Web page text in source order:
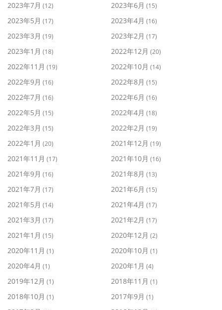
2023年7月 (12) 2023年6月 (15)
2023年5月 (17) 2023年4月 (16)
2023年3月 (19) 2023年2月 (17)
2023年1月 (18) 2022年12月 (20)
2022年11月 (19) 2022年10月 (14)
2022年9月 (16) 2022年8月 (15)
2022年7月 (16) 2022年6月 (16)
2022年5月 (15) 2022年4月 (18)
2022年3月 (15) 2022年2月 (19)
2022年1月 (20) 2021年12月 (19)
2021年11月 (17) 2021年10月 (16)
2021年9月 (16) 2021年8月 (13)
2021年7月 (17) 2021年6月 (15)
2021年5月 (14) 2021年4月 (17)
2021年3月 (17) 2021年2月 (17)
2021年1月 (15) 2020年12月 (2)
2020年11月 (1) 2020年10月 (1)
2020年4月 (1) 2020年1月 (4)
2019年12月 (1) 2018年11月 (1)
2018年10月 (1) 2017年9月 (1)